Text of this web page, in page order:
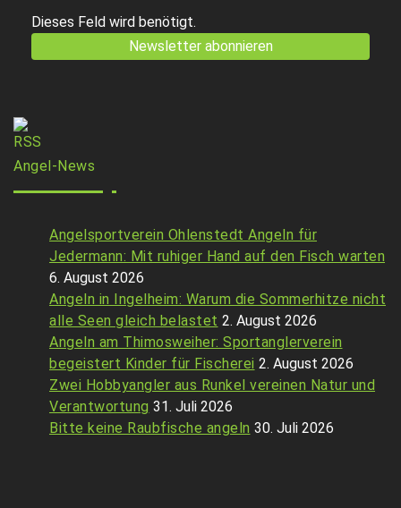
Dieses Feld wird benötigt.
Angel-News
Angelsportverein Ohlenstedt Angeln für
Jedermann: Mit ruhiger Hand auf den Fisch warten
6. August 2026
Angeln in Ingelheim: Warum die Sommerhitze nicht
alle Seen gleich belastet 2. August 2026
Angeln am Thimosweiher: Sportanglerverein
begeistert Kinder für Fischerei 2. August 2026
Zwei Hobbyangler aus Runkel vereinen Natur und
Verantwortung 31. Juli 2026
Bitte keine Raubfische angeln 30. Juli 2026